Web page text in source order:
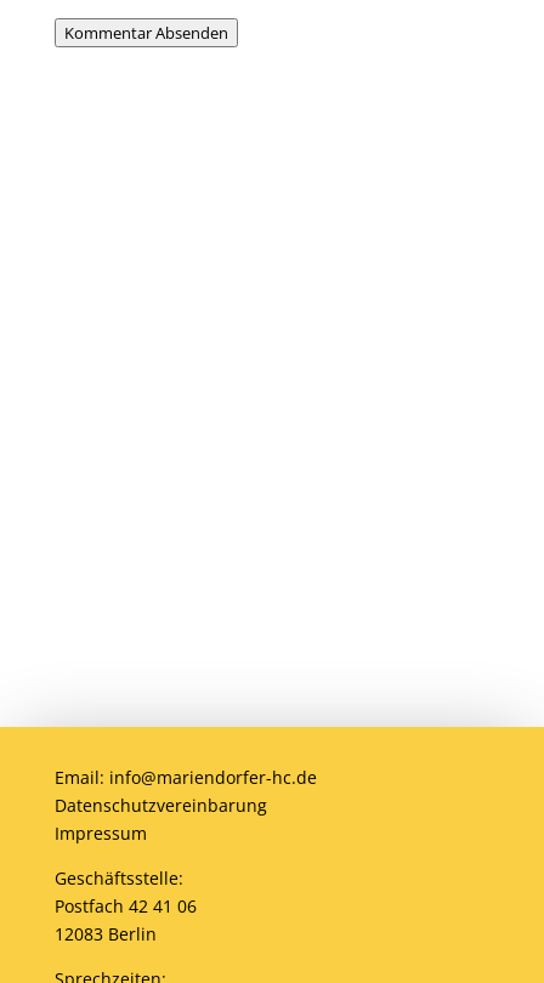
Kommentar Absenden
Email: info@mariendorfer-hc.de
Datenschutzvereinbarung
Impressum
Geschäftsstelle:
Postfach 42 41 06
12083 Berlin